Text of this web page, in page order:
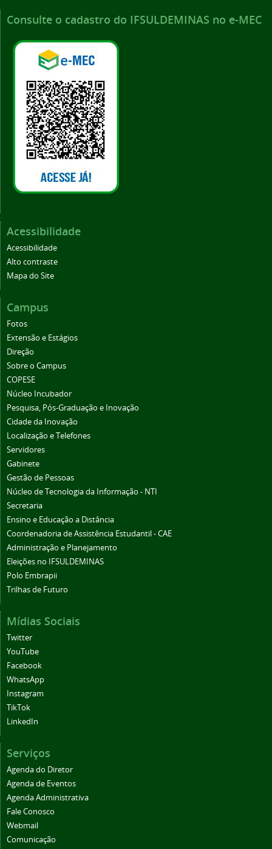
Consulte o cadastro do IFSULDEMINAS no e-MEC
Acessibilidade
Acessibilidade
Alto contraste
Mapa do Site
Campus
Fotos
Extensão e Estágios
Direção
Sobre o Campus
COPESE
Núcleo Incubador
Pesquisa, Pós-Graduação e Inovação
Cidade da Inovação
Localização e Telefones
Servidores
Gabinete
Gestão de Pessoas
Núcleo de Tecnologia da Informação - NTI
Secretaria
Ensino e Educação a Distância
Coordenadoria de Assistência Estudantil - CAE
Administração e Planejamento
Eleições no IFSULDEMINAS
Polo Embrapii
Trilhas de Futuro
Mídias Sociais
Twitter
YouTube
Facebook
WhatsApp
Instagram
TikTok
LinkedIn
Serviços
Agenda do Diretor
Agenda de Eventos
Agenda Administrativa
Fale Conosco
Webmail
Comunicação